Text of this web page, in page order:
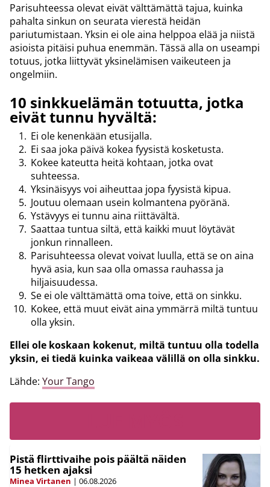
Parisuhteessa olevat eivät välttämättä tajua, kuinka
pahalta sinkun on seurata vierestä heidän
pariutumistaan. Yksin ei ole aina helppoa elää ja niistä
asioista pitäisi puhua enemmän. Tässä alla on useampi
totuus, jotka liittyvät yksinelämisen vaikeuteen ja
ongelmiin.
10 sinkkuelämän totuutta, jotka
eivät tunnu hyvältä:
Ei ole kenenkään etusijalla.
Ei saa joka päivä kokea fyysistä kosketusta.
Kokee kateutta heitä kohtaan, jotka ovat
suhteessa.
Yksinäisyys voi aiheuttaa jopa fyysistä kipua.
Joutuu olemaan usein kolmantena pyöränä.
Ystävyys ei tunnu aina riittävältä.
Saattaa tuntua siltä, että kaikki muut löytävät
jonkun rinnalleen.
Parisuhteessa olevat voivat luulla, että se on aina
hyvä asia, kun saa olla omassa rauhassa ja
hiljaisuudessa.
Se ei ole välttämättä oma toive, että on sinkku.
Kokee, että muut eivät aina ymmärrä miltä tuntuu
olla yksin.
Ellei ole koskaan kokenut, miltä tuntuu olla todella
yksin, ei tiedä kuinka vaikeaa välillä on olla sinkku.
Lähde: Your Tango
Pistä flirttivaihe pois päältä näiden
15 hetken ajaksi
Minea Virtanen | 06.08.2026